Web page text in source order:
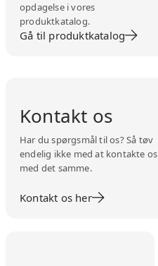
opdagelse i vores
produktkatalog.
Gå til produktkatalog
Kontakt os
Har du spørgsmål til os? Så tøv
endelig ikke med at kontakte os
med det samme.
Kontakt os her